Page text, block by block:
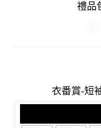
禮品
禮品
衣番賞-短